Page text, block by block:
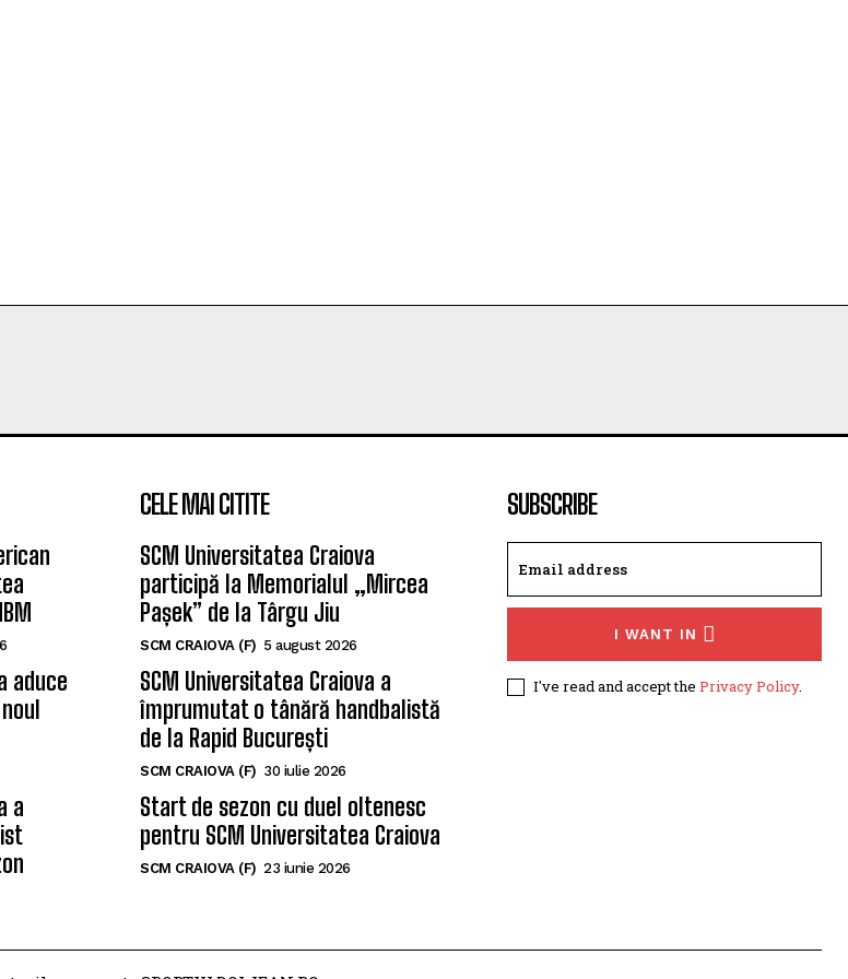
aduce
a
CELE MAI CITITE
SCM Universitatea Craiova
participă la Memorialul „Mircea
Pașek” de la Târgu Jiu
SCM CRAIOVA (F) 5 august 2026
SCM Universitatea Craiova a
împrumutat o tânără handbalistă
de la Rapid București
SCM CRAIOVA (F) 30 iulie 2026
Start de sezon cu duel oltenesc
pentru SCM Universitatea Craiova
SCM CRAIOVA (F) 23 iunie 2026
SUBSCRIBE
I WANT IN
I've read and accept the Privacy Policy.